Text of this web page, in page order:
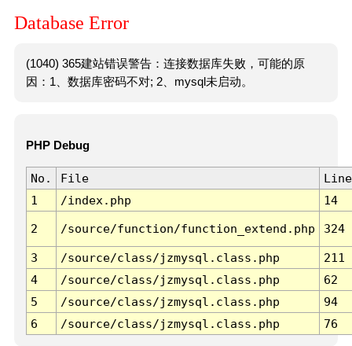
Database Error
(1040) 365建站错误警告：连接数据库失败，可能的原
因：1、数据库密码不对; 2、mysql未启动。
PHP Debug
No. File
Line
1
/index.php 14
2 /source/function/function_extend.php 324
3 /source/class/jzmysql.class.php
211
4
/source/class/jzmysql.class.php
62
5
/source/class/jzmysql.class.php
94
6
/source/class/jzmysql.class.php 76